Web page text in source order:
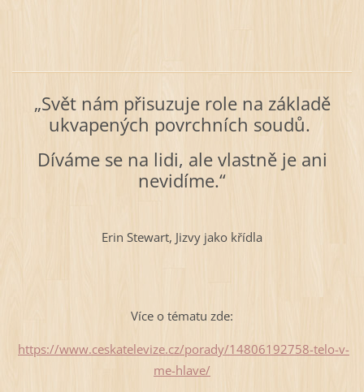
„Svět nám přisuzuje role na základě
ukvapených povrchních soudů.
Díváme se na lidi, ale vlastně je ani
nevidíme.“
Erin Stewart, Jizvy jako křídla
Více o tématu zde:
https://www.ceskatelevize.cz/porady/14806192758-telo-v-
me-hlave/